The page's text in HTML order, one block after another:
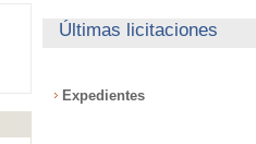
Últimas licitaciones
Expedientes